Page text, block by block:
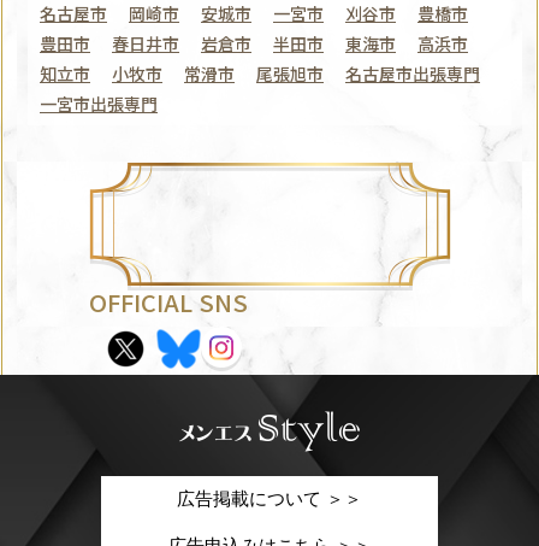
名古屋市 岡崎市 安城市 一宮市 刈谷市
豊橋市
豊田市
春日井市 岩倉市 半田市 東海市
高浜市
知立市
小牧市 常滑市 尾張旭市
名古屋市出張専門
一宮市出張専門
OFFICIAL SNS
広告掲載について ＞＞